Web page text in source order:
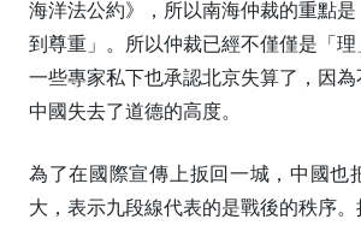
海洋法公約》，所以南海仲裁的重點
到尊重」。所以仲裁已經不僅僅是「
一些專家私下也承認北京失算了，因
中國失去了道德的高度。
為了在國際宣傳上扳回一城，中國也
大，表示九段線代表的是戰後的秩序